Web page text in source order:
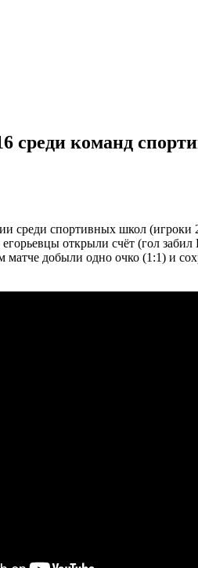
команд
среди спортивных школ
открыли счёт (гол
добыли одно очко (1:1) и